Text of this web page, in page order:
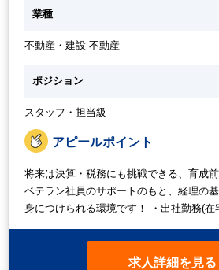
る決算業務をお任せしたいと考えており
ッフや社員が丁寧にOJTを行いますので
る業務 ・通常業務一式(支払請求処理、入
・法人税 税務申告書の作成(別表４、別
業種
不動産・建設 不動産
ポジション
スタッフ・担当級
アピールポイント
将来は決算・税務にも挑戦できる、育成
ベテラン社員のサポートのもと、経理の
身につけられる環境です！ ・出社勤務(在宅勤務ございません。)
時課題は解決する様努め、残業の削減に
祝日は出勤日ですが、派遣社員は祝日休
求人詳細を見る